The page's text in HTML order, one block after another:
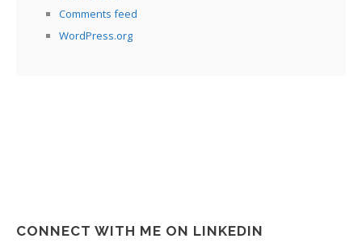
Comments feed
WordPress.org
CONNECT WITH ME ON LINKEDIN